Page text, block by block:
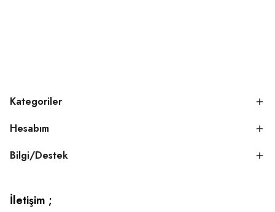
Kategoriler
Hesabım
Bilgi/Destek
İletişim ;